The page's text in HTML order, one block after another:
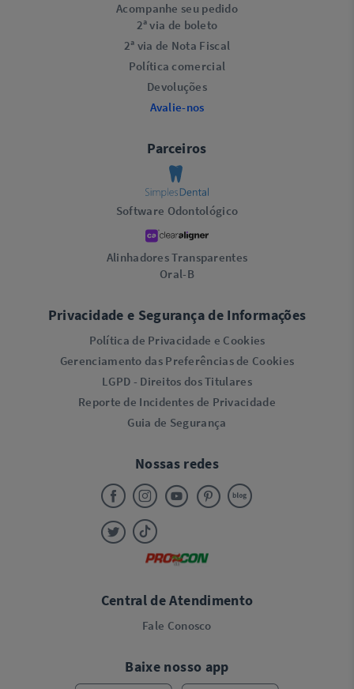
Acompanhe seu pedido
2ª via de boleto
2ª via de Nota Fiscal
Política comercial
Devoluções
Avalie-nos
Parceiros
Software Odontológico
Alinhadores Transparentes
Oral-B
Privacidade e Segurança de Informações
Política de Privacidade e Cookies
Gerenciamento das Preferências de Cookies
LGPD - Direitos dos Titulares
Reporte de Incidentes de Privacidade
Guia de Segurança
Nossas redes
Central de Atendimento
Fale Conosco
Baixe nosso app